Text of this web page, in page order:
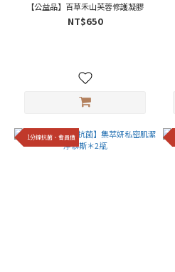
【公益品】百草禾山芙蓉修護凝膠
NT$650
1分鐘抗菌、會員價